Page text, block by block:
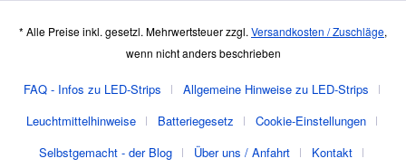
* Alle Preise inkl. gesetzl. Mehrwertsteuer zzgl. Versandkosten / Zuschläge,
wenn nicht anders beschrieben
FAQ - Infos zu LED-Strips
Allgemeine Hinweise zu LED-Strips
Leuchtmittelhinweise
Batteriegesetz
Cookie-Einstellungen
Selbstgemacht - der Blog
Über uns / Anfahrt Kontakt